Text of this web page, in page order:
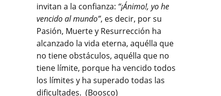
invitan a la confianza: “¡Ánimo!, yo he
vencido al mundo”, es decir, por su
Pasión, Muerte y Resurrección ha
alcanzado la vida eterna, aquélla que
no tiene obstáculos, aquélla que no
tiene límite, porque ha vencido todos
los límites y ha superado todas las
dificultades. (Boosco)